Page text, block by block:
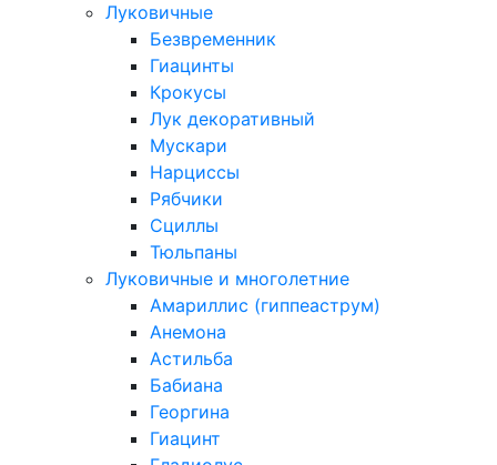
Луковичные
Безвременник
Гиацинты
Крокусы
Лук декоративный
Мускари
Нарциссы
Рябчики
Сциллы
Тюльпаны
Луковичные и многолетние
Амариллис (гиппеаструм)
Анемона
Астильба
Бабиана
Георгина
Гиацинт